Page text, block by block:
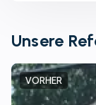
Unsere
VORHER